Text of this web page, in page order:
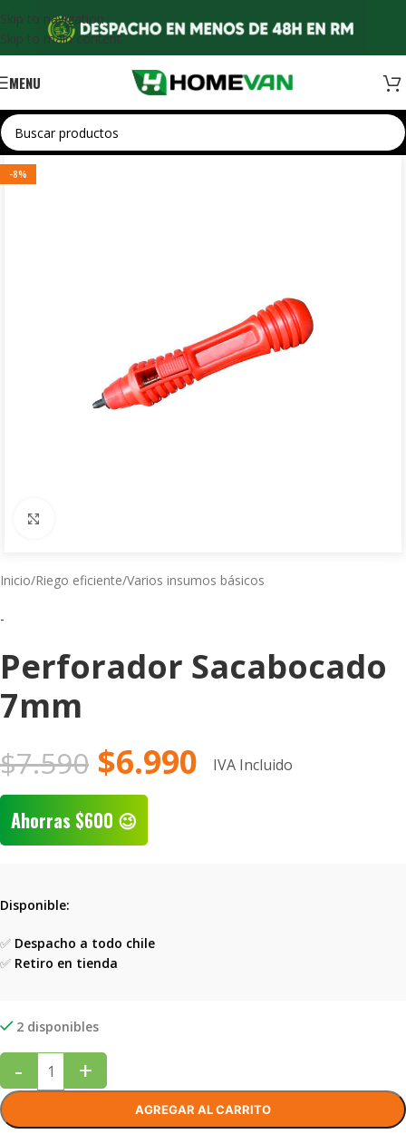
Skip to navigation
Skip to main content
MENU
-8%
Inicio/Riego eficiente/Varios insumos básicos
-
Perforador Sacabocado
7mm
$7.590 $6.990 IVA Incluido
Ahorras $600 😉
Disponible:
✅ Despacho a todo chile
✅ Retiro en tienda
2 disponibles
- +
AGREGAR AL CARRITO